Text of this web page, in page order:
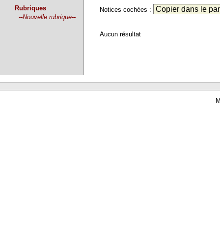
Rubriques
--Nouvelle rubrique--
Notices cochées :
Aucun résultat